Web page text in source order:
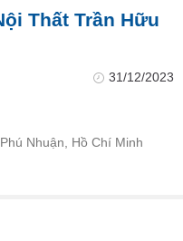
Thất Trần Hữu
31/12/2023
Nhuận, Hồ Chí Minh